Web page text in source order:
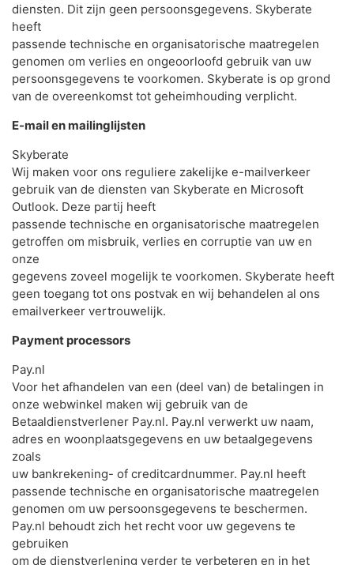
diensten. Dit zijn geen persoonsgegevens. Skyberate
heeft
passende technische en organisatorische maatregelen
genomen om verlies en ongeoorloofd gebruik van uw
persoonsgegevens te voorkomen. Skyberate is op grond
van de overeenkomst tot geheimhouding verplicht.
E-mail en mailinglijsten
Skyberate
Wij maken voor ons reguliere zakelijke e-mailverkeer
gebruik van de diensten van Skyberate en Microsoft
Outlook. Deze partij heeft
passende technische en organisatorische maatregelen
getroffen om misbruik, verlies en corruptie van uw en
onze
gegevens zoveel mogelijk te voorkomen. Skyberate heeft
geen toegang tot ons postvak en wij behandelen al ons
emailverkeer vertrouwelijk.
Payment processors
Pay.nl
Voor het afhandelen van een (deel van) de betalingen in
onze webwinkel maken wij gebruik van de
Betaaldienstverlener Pay.nl. Pay.nl verwerkt uw naam,
adres en woonplaatsgegevens en uw betaalgegevens
zoals
uw bankrekening- of creditcardnummer. Pay.nl heeft
passende technische en organisatorische maatregelen
genomen om uw persoonsgegevens te beschermen.
Pay.nl behoudt zich het recht voor uw gegevens te
gebruiken
om de dienstverlening verder te verbeteren en in het